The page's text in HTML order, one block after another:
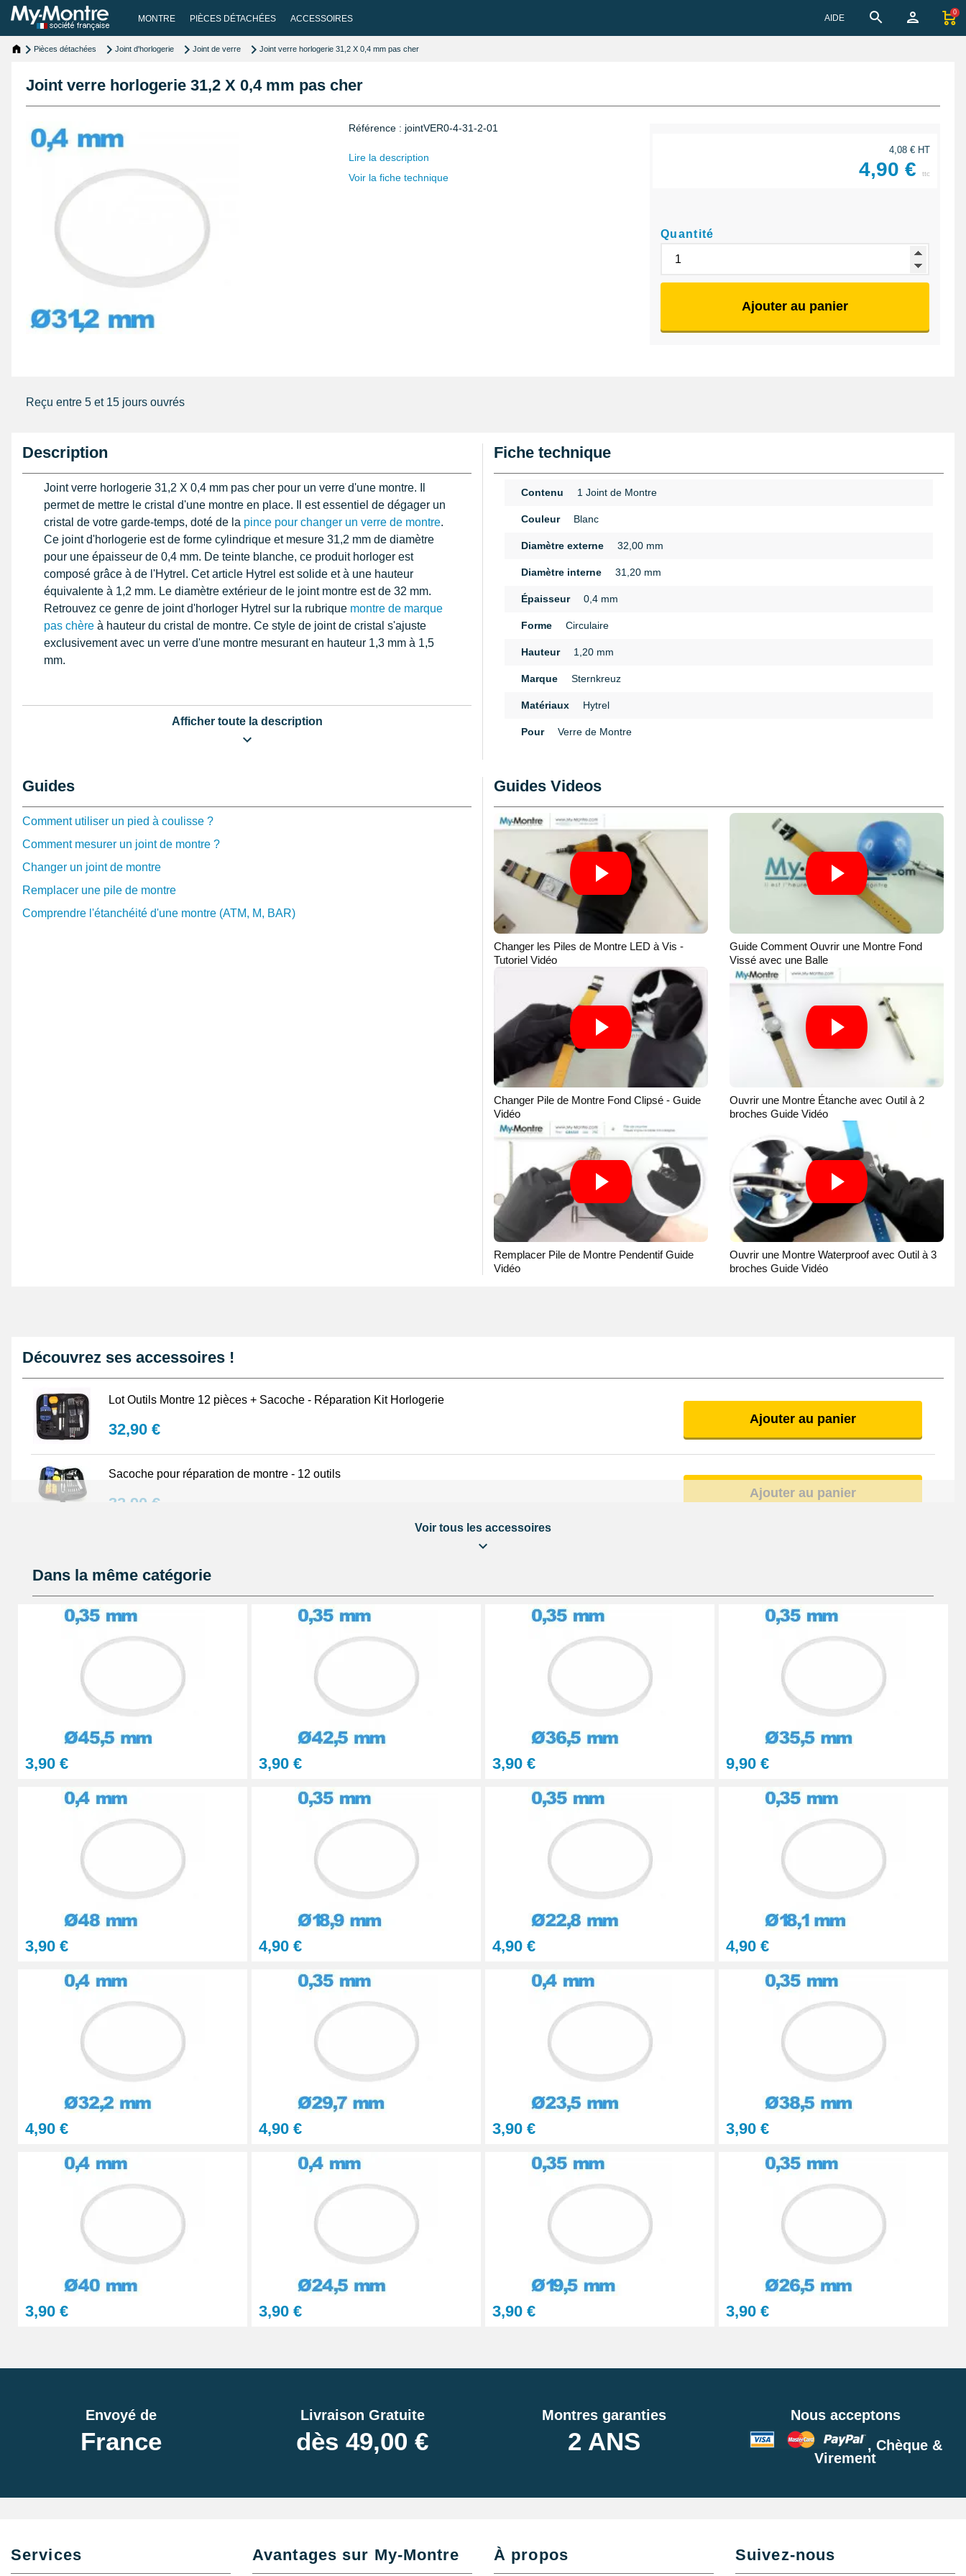
MONTRE PIÈCES DÉTACHÉES ACCESSOIRES AIDE
0
Pièces détachées Joint d'horlogerie Joint de verre Joint verre horlogerie 31,2 X 0,4 mm pas cher
Joint verre horlogerie 31,2 X 0,4 mm pas cher
Référence : jointVER0-4-31-2-01
Lire la description
Voir la fiche technique
4,08 € HT
4,90 € ttc
Quantité
Ajouter au panier
Reçu entre 5 et 15 jours ouvrés
Description
Joint verre horlogerie 31,2 X 0,4 mm pas cher pour un verre d'une montre. Il
permet de mettre le cristal d'une montre en place. Il est essentiel de dégager un
cristal de votre garde-temps, doté de la pince pour changer un verre de montre.
Ce joint d'horlogerie est de forme cylindrique et mesure 31,2 mm de diamètre
pour une épaisseur de 0,4 mm. De teinte blanche, ce produit horloger est
composé grâce à de l'Hytrel. Cet article Hytrel est solide et à une hauteur
équivalente à 1,2 mm. Le diamètre extérieur de le joint montre est de 32 mm.
Retrouvez ce genre de joint d'horloger Hytrel sur la rubrique montre de marque
pas chère à hauteur du cristal de montre. Ce style de joint de cristal s'ajuste
exclusivement avec un verre d'une montre mesurant en hauteur 1,3 mm à 1,5
mm.
Afficher toute la description
Fiche technique
Contenu 1 Joint de Montre
Couleur Blanc
Diamètre externe 32,00 mm
Diamètre interne 31,20 mm
Épaisseur 0,4 mm
Forme Circulaire
Hauteur 1,20 mm
Marque Sternkreuz
Matériaux Hytrel
Pour Verre de Montre
Guides
Comment utiliser un pied à coulisse ?
Comment mesurer un joint de montre ?
Changer un joint de montre
Remplacer une pile de montre
Comprendre l'étanchéité d'une montre (ATM, M, BAR)
Guides Videos
Changer les Piles de Montre LED à Vis -
Tutoriel Vidéo
Guide Comment Ouvrir une Montre Fond
Vissé avec une Balle
Changer Pile de Montre Fond Clipsé - Guide
Vidéo
Ouvrir une Montre Étanche avec Outil à 2
broches Guide Vidéo
Remplacer Pile de Montre Pendentif Guide
Vidéo
Ouvrir une Montre Waterproof avec Outil à 3
broches Guide Vidéo
Découvrez ses accessoires !
Lot Outils Montre 12 pièces + Sacoche - Réparation Kit Horlogerie
32,90 €
Ajouter au panier
Sacoche pour réparation de montre - 12 outils
32,90 €
Ajouter au panier
8,90 €
Kit Réparation Montre Multifonction
23,90 €
Ajouter au panier
Voir tous les accessoires
Dans la même catégorie
3,90 € 3,90 € 3,90 € 9,90 €
3,90 € 4,90 € 4,90 € 4,90 €
4,90 € 4,90 € 3,90 € 3,90 €
3,90 € 3,90 € 3,90 € 3,90 €
Envoyé de
France
Livraison Gratuite
dès 49,00 €
Montres garanties
2 ANS
Nous acceptons
, Chèque &
Virement
Services Avantages sur My-Montre À propos Suivez-nous